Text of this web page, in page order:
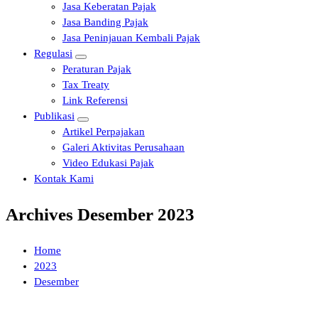
Jasa Keberatan Pajak
Jasa Banding Pajak
Jasa Peninjauan Kembali Pajak
Regulasi
Peraturan Pajak
Tax Treaty
Link Referensi
Publikasi
Artikel Perpajakan
Galeri Aktivitas Perusahaan
Video Edukasi Pajak
Kontak Kami
Archives Desember 2023
Home
2023
Desember